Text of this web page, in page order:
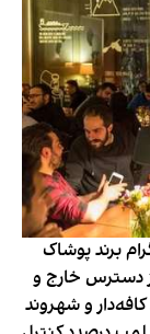
برند پوشاک
دسترس خارج و
و شهروند